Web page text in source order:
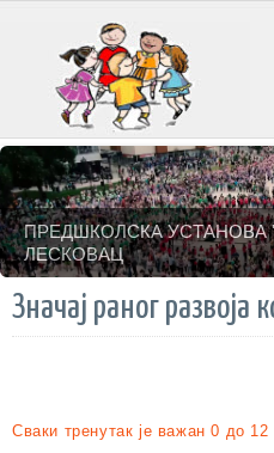
ПРЕДШКОЛСКА
ЛЕСКОВАЦ
Значај раног развоја
Сваки тренутак је важан 0 до